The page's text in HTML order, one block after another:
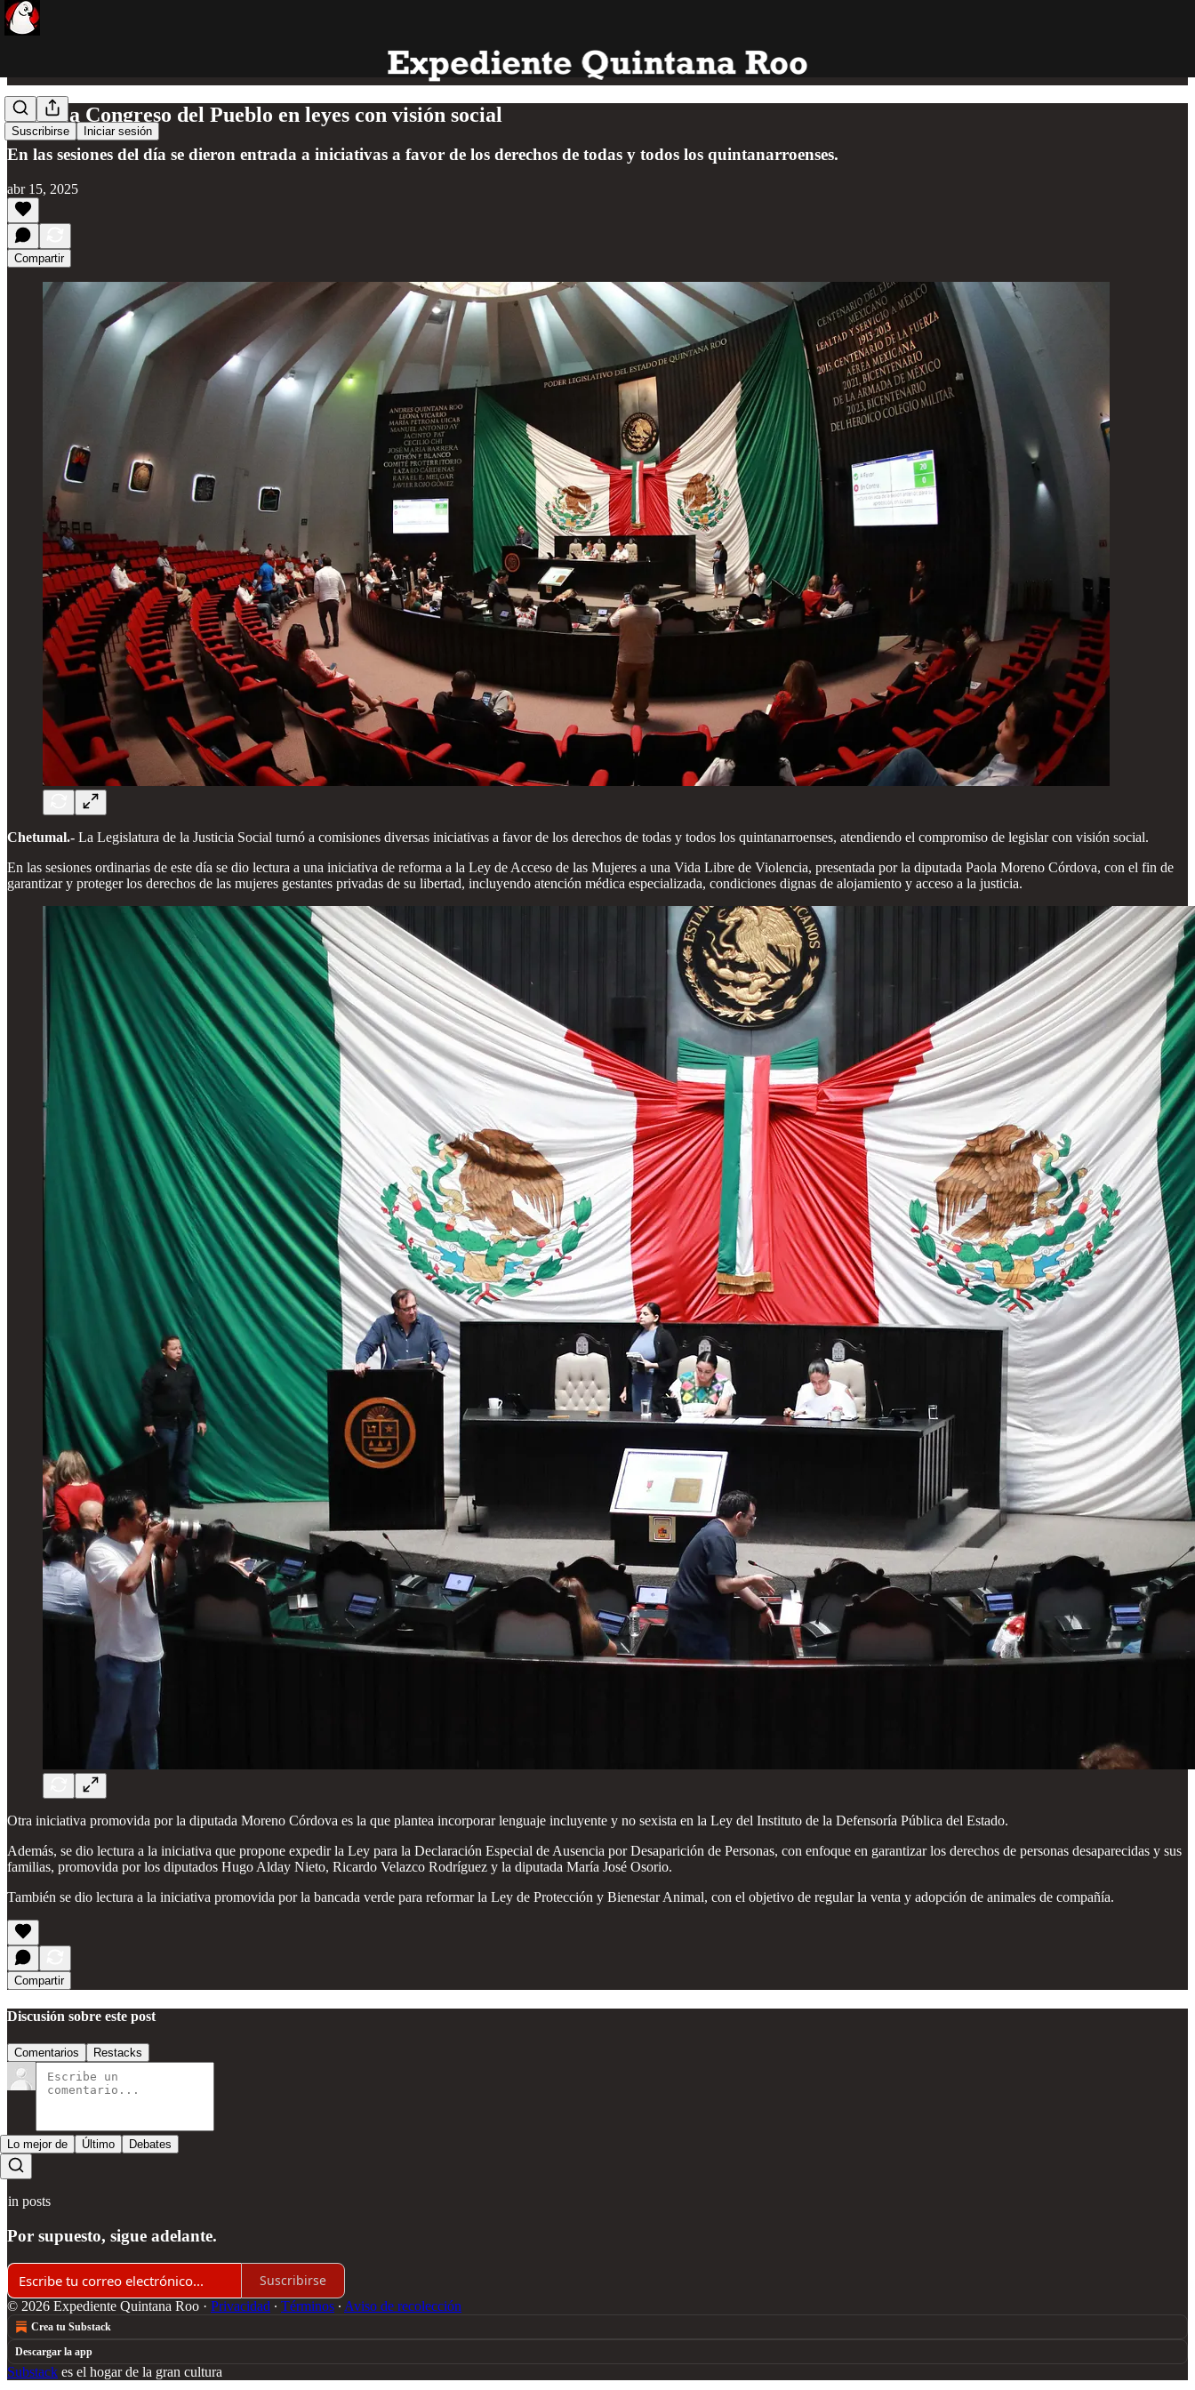
Suscribirse Iniciar sesión
Trabaja Congreso del Pueblo en leyes con visión social
En las sesiones del día se dieron entrada a iniciativas a favor de los derechos de todas y todos los quintanarroenses.
abr 15, 2025
Compartir
Chetumal.- La Legislatura de la Justicia Social turnó a comisiones diversas iniciativas a favor de los derechos de todas y todos los quintanarroenses, atendiendo el compromiso de legislar con visión social.
En las sesiones ordinarias de este día se dio lectura a una iniciativa de reforma a la Ley de Acceso de las Mujeres a una Vida Libre de Violencia, presentada por la diputada Paola Moreno Córdova, con el fin de
garantizar y proteger los derechos de las mujeres gestantes privadas de su libertad, incluyendo atención médica especializada, condiciones dignas de alojamiento y acceso a la justicia.
Otra iniciativa promovida por la diputada Moreno Córdova es la que plantea incorporar lenguaje incluyente y no sexista en la Ley del Instituto de la Defensoría Pública del Estado.
Además, se dio lectura a la iniciativa que propone expedir la Ley para la Declaración Especial de Ausencia por Desaparición de Personas, con enfoque en garantizar los derechos de personas desaparecidas y sus
familias, promovida por los diputados Hugo Alday Nieto, Ricardo Velazco Rodríguez y la diputada María José Osorio.
También se dio lectura a la iniciativa promovida por la bancada verde para reformar la Ley de Protección y Bienestar Animal, con el objetivo de regular la venta y adopción de animales de compañía.
Compartir
Discusión sobre este post
Comentarios Restacks
Lo mejor de Último Debates
Sin posts
Por supuesto, sigue adelante.
Suscribirse
© 2026 Expediente Quintana Roo · Privacidad ∙ Términos ∙ Aviso de recolección
Crea tu Substack
Descargar la app
Substack es el hogar de la gran cultura